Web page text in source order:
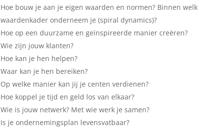
Hoe bouw je aan je eigen waarden en normen? Binnen welk
waardenkader onderneem je (spiral dynamics)?
Hoe op een duurzame en geïnspireerde manier creëren?
Wie zijn jouw klanten?
Hoe kan je hen helpen?
Waar kan je hen bereiken?
Op welke manier kan jij je centen verdienen?
Hoe koppel je tijd en geld los van elkaar?
Wie is jouw netwerk? Met wie werk je samen?
Is je ondernemingsplan levensvatbaar?